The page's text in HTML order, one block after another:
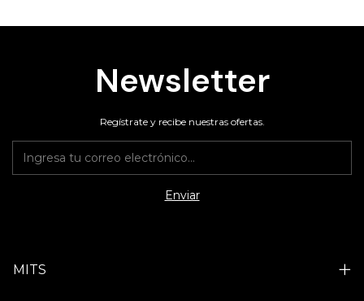
Newsletter
Regístrate y recibe nuestras ofertas.
MITS